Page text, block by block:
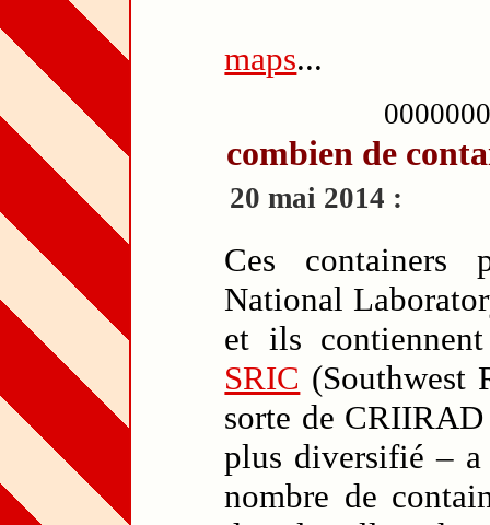
maps...
combien de
20 mai 2014 :
Ces containers
National
et ils
SRIC (Southwest
sorte de
plus diversifié –
nombre de